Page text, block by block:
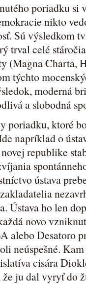
poriadku si
nikto
Sú výsledkom
trval celé
(Magna Charta,
týchto
moderná
a slobodná
poriadku, ktoré
napríklad o
republike
ústava
Ústava ho len
novo
alebo Desatoro
neúspešné.
cisára
ju dal vyryť do